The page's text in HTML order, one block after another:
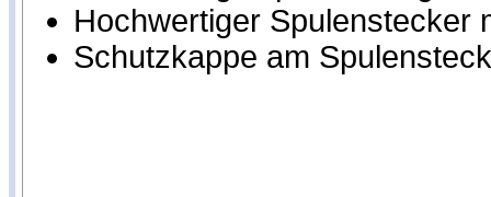
Hochwertiger Spulenstecker
Schutzkappe am